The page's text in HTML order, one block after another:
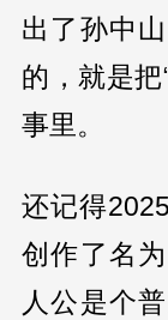
出了孙中
的，就是把
事里。
还记得
创作了名
人公是个